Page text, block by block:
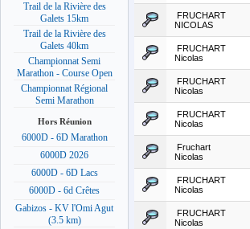
Trail de la Rivière des
Galets 15km
Trail de la Rivière des
Galets 40km
Championnat Semi
Marathon - Course Open
Championnat Régional
Semi Marathon
Hors Réunion
6000D - 6D Marathon
6000D 2026
6000D - 6D Lacs
6000D - 6d Crêtes
Gabizos - KV l'Omi Agut
(3.5 km)
FRUCHART
NICOLAS
FRUCHART
Nicolas
FRUCHART
Nicolas
FRUCHART
Nicolas
Fruchart
Nicolas
FRUCHART
Nicolas
FRUCHART
Nicolas